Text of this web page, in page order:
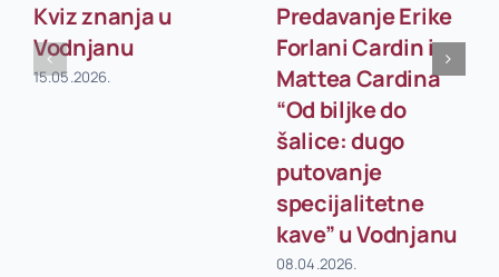
Kviz znanja u
Vodnjanu
15.05.2026.
Predavanje Erike
Forlani Cardin i
Mattea Cardina
“Od biljke do
šalice: dugo
putovanje
specijalitetne
kave” u Vodnjanu
08.04.2026.